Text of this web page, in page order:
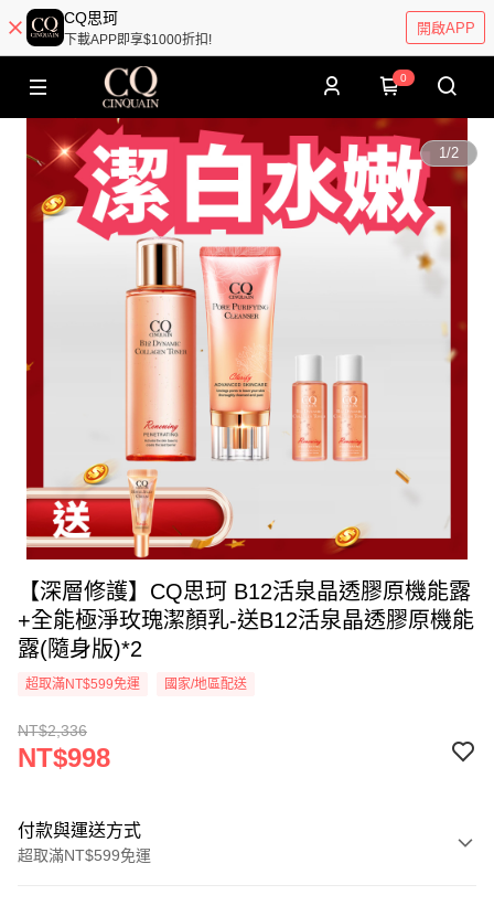
CQ思珂
下載APP即享$1000折扣!
開啟APP
0
1/2
【深層修護】CQ思珂 B12活泉晶透膠原機能露
+全能極淨玫瑰潔顏乳-送B12活泉晶透膠原機能
露(隨身版)*2
超取滿NT$599免運 國家/地區配送
NT$2,336
NT$998
付款與運送方式
超取滿NT$599免運